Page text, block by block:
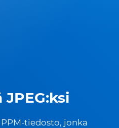
JPEG:ksi
tiedosto, jonka